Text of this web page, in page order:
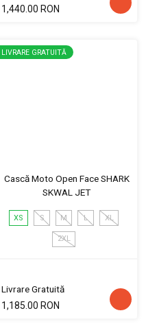
1,440.00 RON
LIVRARE GRATUITĂ
Cască Moto Open Face SHARK
SKWAL JET
XS S M L XL
2XL
Livrare Gratuită
1,185.00 RON